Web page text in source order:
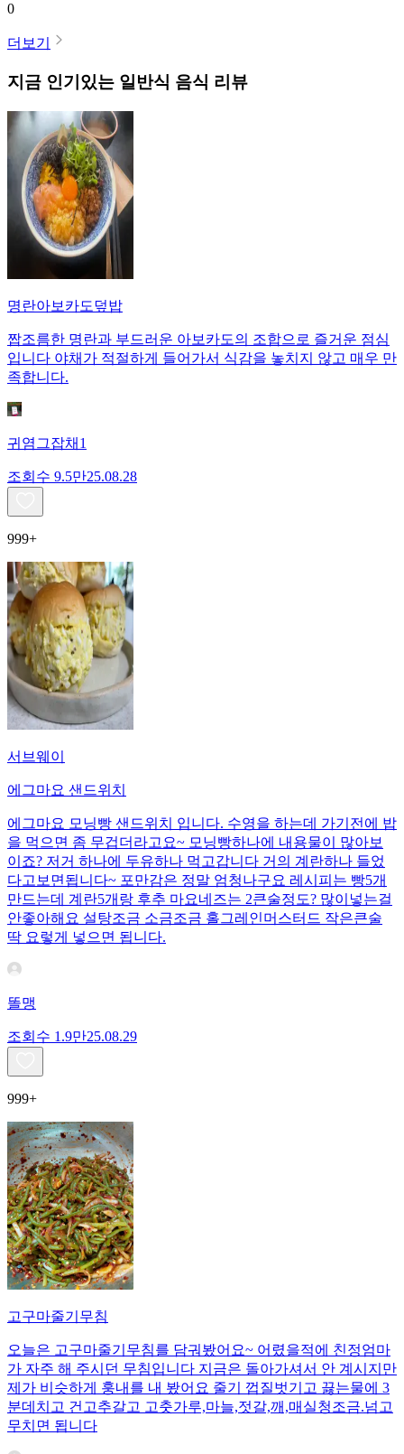
0
더보기
지금 인기있는 일반식 음식 리뷰
명란아보카도덮밥
짭조름한 명란과 부드러운 아보카도의 조합으로 즐거운 점심
입니다 야채가 적절하게 들어가서 식감을 놓치지 않고 매우 만
족합니다.
귀염그잡채1
조회수 9.5만25.08.28
999+
서브웨이
에그마요 샌드위치
에그마요 모닝빵 샌드위치 입니다. 수영을 하는데 가기전에 밥
을 먹으면 좀 무겁더라고요~ 모닝빵하나에 내용물이 많아보
이죠? 저거 하나에 두유하나 먹고갑니다 거의 계란하나 들었
다고보면됩니다~ 포만감은 정말 엄청나구요 레시피는 빵5개
만드는데 계란5개랑 후추 마요네즈는 2큰술정도? 많이넣는걸
안좋아해요 설탕조금 소금조금 홀그레인머스터드 작은큰술
딱 요렇게 넣으면 됩니다.
똘맹
조회수 1.9만25.08.29
999+
고구마줄기무침
오늘은 고구마줄기무침를 담궈봤어요~ 어렸을적에 친정엄마
가 자주 해 주시던 무침입니다 지금은 돌아가셔서 안 계시지만
제가 비슷하게 훙내를 내 봤어요 줄기 껍질벗기고 끓는물에 3
분데치고 건고추갈고 고춧가루,마늘,젓갈,깨,매실청조금.넘고
무치면 됩니다